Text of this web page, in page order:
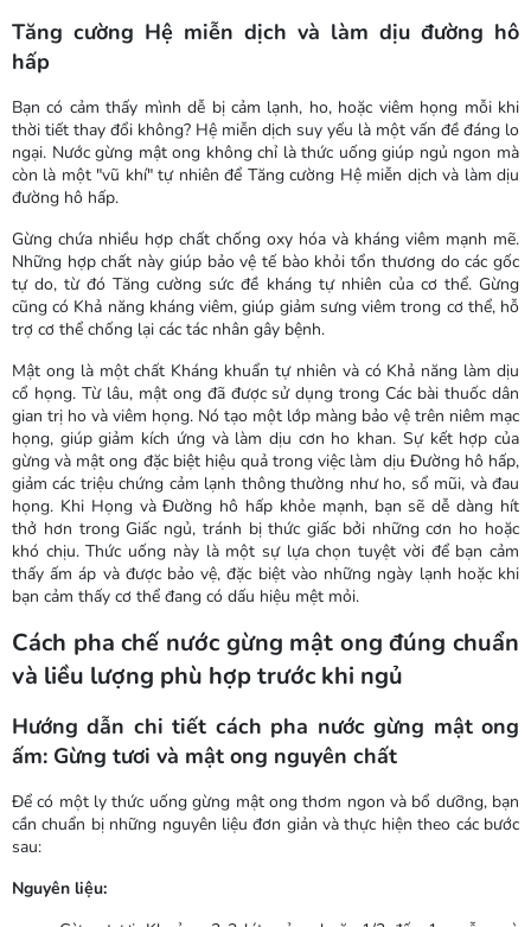
Tăng cường Hệ miễn dịch và làm dịu đường hô
hấp
Bạn có cảm thấy mình dễ bị cảm lạnh, ho, hoặc viêm họng mỗi khi
thời tiết thay đổi không? Hệ miễn dịch suy yếu là một vấn đề đáng lo
ngại. Nước gừng mật ong không chỉ là thức uống giúp ngủ ngon mà
còn là một "vũ khí" tự nhiên để Tăng cường Hệ miễn dịch và làm dịu
đường hô hấp.
Gừng chứa nhiều hợp chất chống oxy hóa và kháng viêm mạnh mẽ.
Những hợp chất này giúp bảo vệ tế bào khỏi tổn thương do các gốc
tự do, từ đó Tăng cường sức đề kháng tự nhiên của cơ thể. Gừng
cũng có Khả năng kháng viêm, giúp giảm sưng viêm trong cơ thể, hỗ
trợ cơ thể chống lại các tác nhân gây bệnh.
Mật ong là một chất Kháng khuẩn tự nhiên và có Khả năng làm dịu
cổ họng. Từ lâu, mật ong đã được sử dụng trong Các bài thuốc dân
gian trị ho và viêm họng. Nó tạo một lớp màng bảo vệ trên niêm mạc
họng, giúp giảm kích ứng và làm dịu cơn ho khan. Sự kết hợp của
gừng và mật ong đặc biệt hiệu quả trong việc làm dịu Đường hô hấp,
giảm các triệu chứng cảm lạnh thông thường như ho, sổ mũi, và đau
họng. Khi Họng và Đường hô hấp khỏe mạnh, bạn sẽ dễ dàng hít
thở hơn trong Giấc ngủ, tránh bị thức giấc bởi những cơn ho hoặc
khó chịu. Thức uống này là một sự lựa chọn tuyệt vời để bạn cảm
thấy ấm áp và được bảo vệ, đặc biệt vào những ngày lạnh hoặc khi
bạn cảm thấy cơ thể đang có dấu hiệu mệt mỏi.
Cách pha chế nước gừng mật ong đúng chuẩn
và liều lượng phù hợp trước khi ngủ
Hướng dẫn chi tiết cách pha nước gừng mật ong
ấm: Gừng tươi và mật ong nguyên chất
Để có một ly thức uống gừng mật ong thơm ngon và bổ dưỡng, bạn
cần chuẩn bị những nguyên liệu đơn giản và thực hiện theo các bước
sau:
Nguyên liệu: